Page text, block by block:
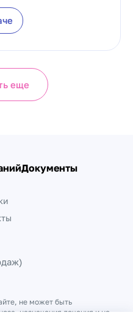
еще
Документы
не может быть
назначения лечения и не